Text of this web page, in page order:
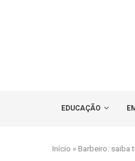
EDUCAÇÃO
Início » Barbeiro: saiba